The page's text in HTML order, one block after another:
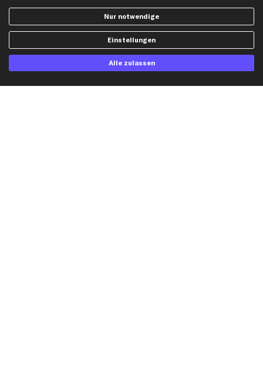
Rechnung Lastschrift Kreditkarte
Versand
Nur notwendige
Einstellungen
Alle zulassen